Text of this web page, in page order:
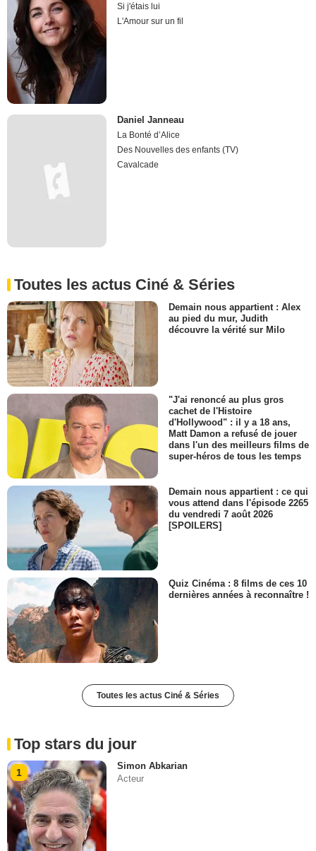
Si j'étais lui
L'Amour sur un fil
Daniel Janneau
La Bonté d’Alice
Des Nouvelles des enfants (TV)
Cavalcade
Toutes les actus Ciné & Séries
Demain nous appartient : Alex
au pied du mur, Judith
découvre la vérité sur Milo
"J'ai renoncé au plus gros
cachet de l'Histoire
d'Hollywood" : il y a 18 ans,
Matt Damon a refusé de jouer
dans l'un des meilleurs films de
super-héros de tous les temps
Demain nous appartient : ce qui
vous attend dans l'épisode 2265
du vendredi 7 août 2026
[SPOILERS]
Quiz Cinéma : 8 films de ces 10
dernières années à reconnaître !
Toutes les actus Ciné & Séries
Top stars du jour
1
Simon Abkarian
Acteur